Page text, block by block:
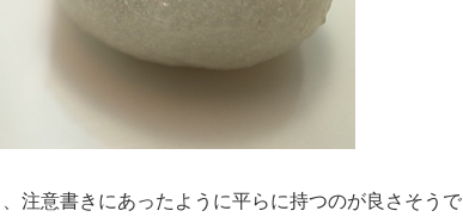
注意書きにあったように平らに持つのが良さそうで